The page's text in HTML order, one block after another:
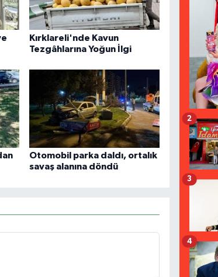
Kırklareli'nde Kavun
Tezgâhlarına Yoğun İlgi
Otomobil parka daldı, ortalık
savaş alanına döndü
2
3
4